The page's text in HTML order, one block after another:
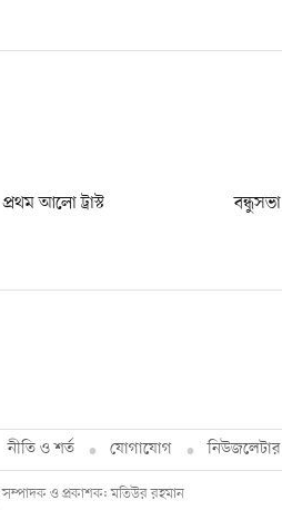
প্রথম আলো ট্রাস্ট বন্ধুসভা
নীতি ও শর্ত যোগাযোগ নিউজলেটার
সম্পাদক ও প্রকাশক: মতিউর রহমান